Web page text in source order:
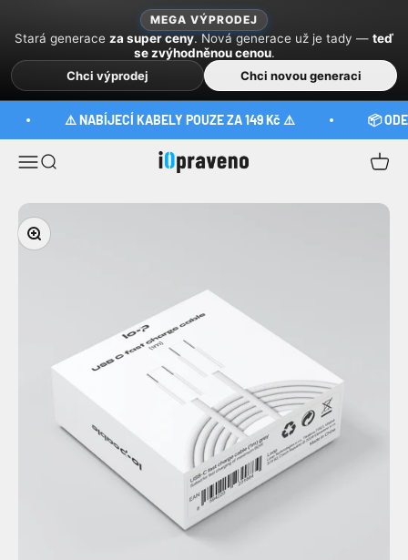
MEGA VÝPRODEJ
Stará generace za super ceny. Nová generace už je tady — teď
se zvýhodněnou cenou.
Chci výprodej
Chci novou generaci
⚠️ NABÍJECÍ KABELY POUZE ZA 149 Kč ⚠️ 📦
MeniuCăutare iOpraveno Coș
Mărește